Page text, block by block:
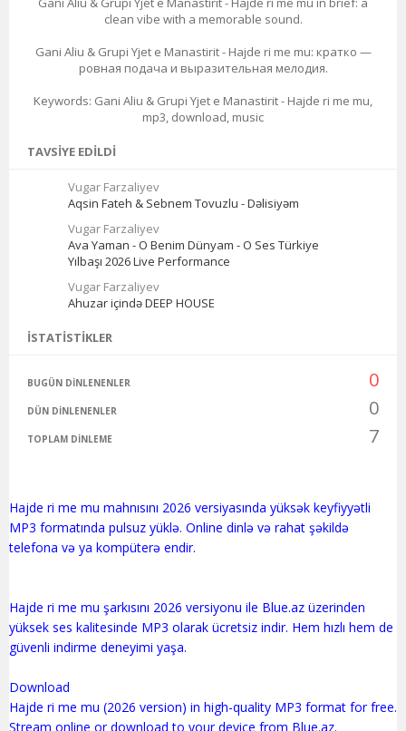
clean vibe with a memorable sound.
Gani Aliu & Grupi Yjet e Manastirit - Hajde ri me mu: кратко —
ровная подача и выразительная мелодия.
Keywords: Gani Aliu & Grupi Yjet e Manastirit - Hajde ri me mu,
mp3, download, music
TAVSIYE EDILDI
Vugar Farzaliyev
Aqsin Fateh & Sebnem Tovuzlu - Dəlisiyəm
Vugar Farzaliyev
Ava Yaman - O Benim Dünyam - O Ses Türkiye
Yılbaşı 2026 Live Performance
Vugar Farzaliyev
Ahuzar içində DEEP HOUSE
İSTATISTIKLER
BUGÜN DINLENENLER 0
DÜN DINLENENLER 0
TOPLAM DINLEME 7
Hajde ri me mu mahnısını 2026 versiyasında yüksək keyfiyyətli
MP3 formatında pulsuz yüklə. Online dinlə və rahat şəkildə
telefona və ya kompüterə endir.
Hajde ri me mu şarkısını 2026 versiyonu ile Blue.az üzerinden
yüksek ses kalitesinde MP3 olarak ücretsiz indir. Hem hızlı hem de
güvenli indirme deneyimi yaşa.
Download
Hajde ri me mu (2026 version) in high-quality MP3 format for free.
Stream online or download to your device from Blue.az.